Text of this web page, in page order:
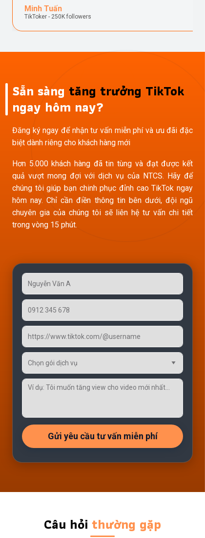
Chủ shop thời trang online
Sẵn sàng tăng trưởng TikTok
ngay hôm nay?
Đăng ký ngay để nhận tư vấn miễn phí và ưu đãi đặc
biệt dành riêng cho khách hàng mới
Hơn 5.000 khách hàng đã tin tùng và đạt được kết
quả vượt mong đợi với dịch vụ của NTCS. Hãy để
chúng tôi giúp bạn chinh phục đỉnh cao TikTok ngay
hôm nay. Chỉ cần điền thông tin bên dưới, đội ngũ
chuyên gia của chúng tôi sẽ liên hệ tư vấn chi tiết
trong vòng 15 phút.
Gửi yêu cầu tư vấn miễn phí
Câu hỏi thường gặp